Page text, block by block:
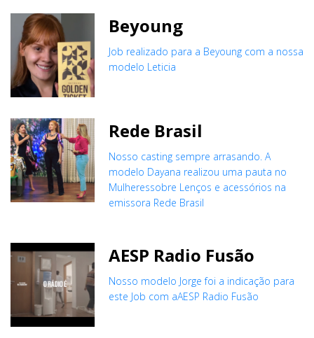
Beyoung
Job realizado para a Beyoung com a nossa
modelo Leticia
Rede Brasil
Nosso casting sempre arrasando. A
modelo Dayana realizou uma pauta no
Mulheressobre Lenços e acessórios na
emissora Rede Brasil
AESP Radio Fusão
Nosso modelo Jorge foi a indicação para
este Job com aAESP Radio Fusão